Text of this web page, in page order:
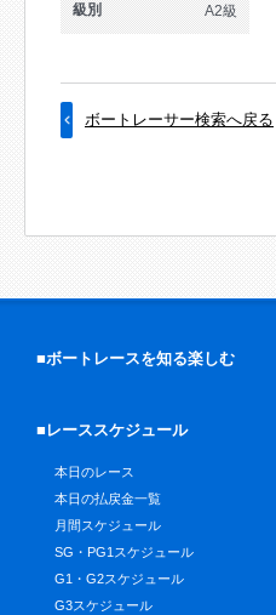
級別 A2級
ボートレーサー検索へ戻る
■ボートレースを知る楽しむ
■レーススケジュール
本日のレース
本日の払戻金一覧
月間スケジュール
SG・PG1スケジュール
G1・G2スケジュール
G3スケジュール